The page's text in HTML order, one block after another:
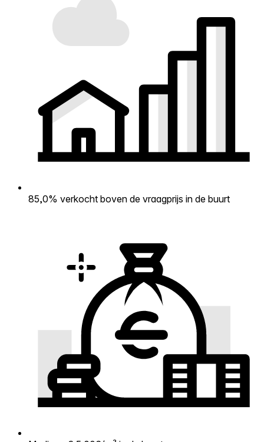
85,0% verkocht boven de vraagprijs in de buurt